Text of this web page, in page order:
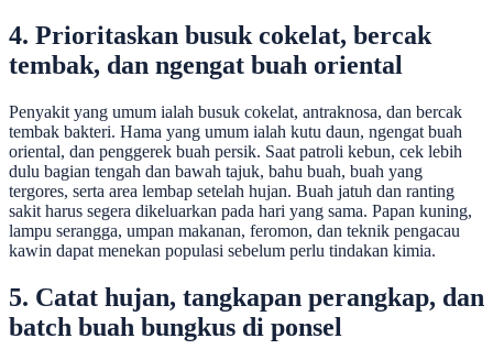
4. Prioritaskan busuk cokelat, bercak
tembak, dan ngengat buah oriental
Penyakit yang umum ialah busuk cokelat, antraknosa, dan bercak
tembak bakteri. Hama yang umum ialah kutu daun, ngengat buah
oriental, dan penggerek buah persik. Saat patroli kebun, cek lebih
dulu bagian tengah dan bawah tajuk, bahu buah, buah yang
tergores, serta area lembap setelah hujan. Buah jatuh dan ranting
sakit harus segera dikeluarkan pada hari yang sama. Papan kuning,
lampu serangga, umpan makanan, feromon, dan teknik pengacau
kawin dapat menekan populasi sebelum perlu tindakan kimia.
5. Catat hujan, tangkapan perangkap, dan
batch buah bungkus di ponsel